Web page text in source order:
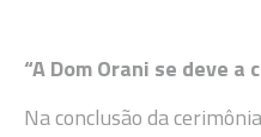
“A Dom Orani se deve
Na conclusão da